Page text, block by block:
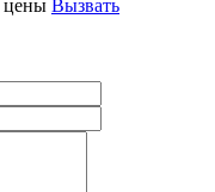
цены Вызвать